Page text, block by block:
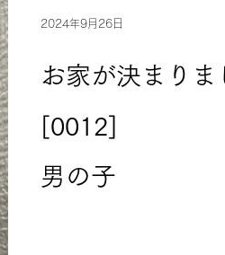
お家が決まりま
[0012]
男の子
2024年9月26日